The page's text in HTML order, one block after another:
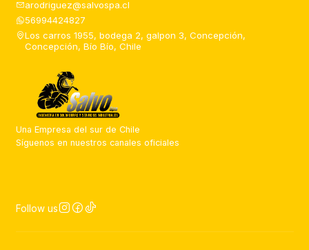
arodriguez@salvospa.cl
56994424827
Los carros 1955, bodega 2, galpon 3, Concepción,
Concepción, Bío Bío, Chile
Una Empresa del sur de Chile
Síguenos en nuestros canales oficiales
Follow us